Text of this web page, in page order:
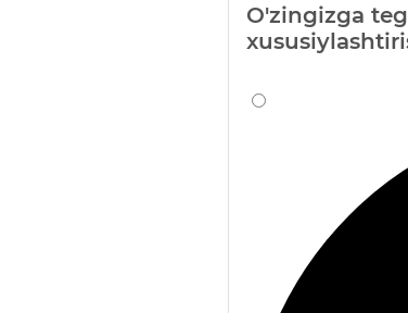
O'zingizga